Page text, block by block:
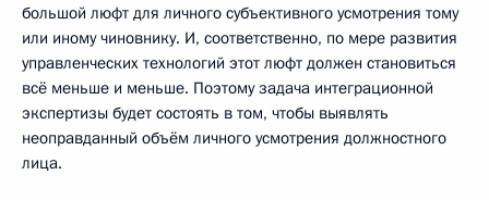
большой люфт для личного субъективного усмотрения тому
или иному чиновнику. И, соответственно, по мере развития
управленческих технологий этот люфт должен становиться
всё меньше и меньше. Поэтому задача интеграционной
экспертизы будет состоять в том, чтобы выявлять
неоправданный объём личного усмотрения должностного
лица.